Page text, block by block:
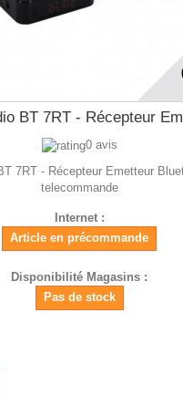
BT 7RT - Récepteur
0 avis
7RT - Récepteur Emetteur
telecommande
Internet :
Article en précommande
Disponibilité Magasins :
Pas de stock